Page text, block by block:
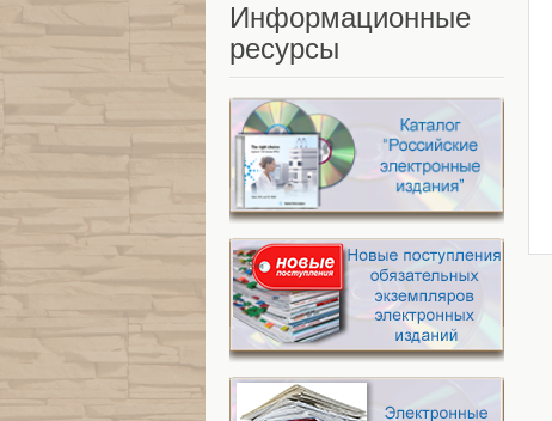
Информационные
ресурсы